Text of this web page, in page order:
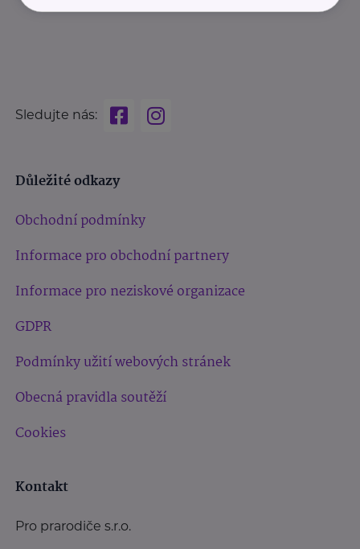
Sledujte nás:
Důležité odkazy
Obchodní podmínky
Informace pro obchodní partnery
Informace pro neziskové organizace
GDPR
Podmínky užití webových stránek
Obecná pravidla soutěží
Cookies
Kontakt
Pro prarodiče s.r.o.